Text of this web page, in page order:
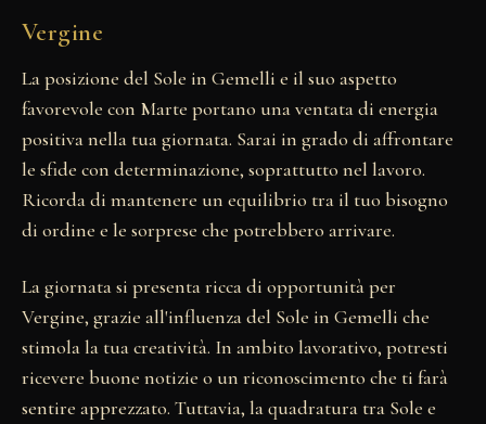
Vergine
La posizione del Sole in Gemelli e il suo aspetto
favorevole con Marte portano una ventata di energia
positiva nella tua giornata. Sarai in grado di affrontare
le sfide con determinazione, soprattutto nel lavoro.
Ricorda di mantenere un equilibrio tra il tuo bisogno
di ordine e le sorprese che potrebbero arrivare.
La giornata si presenta ricca di opportunità per
Vergine, grazie all'influenza del Sole in Gemelli che
stimola la tua creatività. In ambito lavorativo, potresti
ricevere buone notizie o un riconoscimento che ti farà
sentire apprezzato. Tuttavia, la quadratura tra Sole e